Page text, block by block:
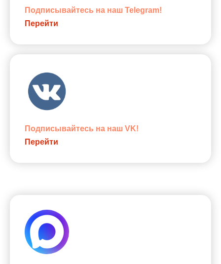
Подписывайтесь на наш Telegram!
Перейти
Подписывайтесь на наш VK!
Перейти